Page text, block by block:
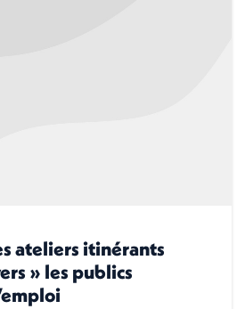
ateliers itinérants
» les publics